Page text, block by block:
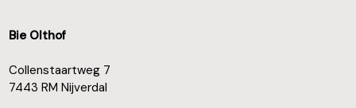
Bie Olthof
Collenstaartweg 7
7443 RM Nijverdal